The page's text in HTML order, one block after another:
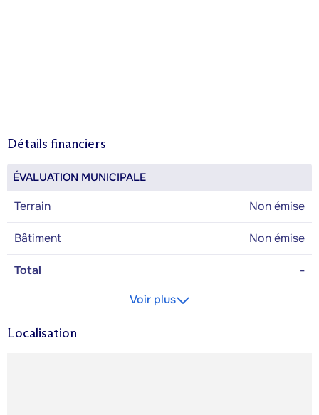
Détails financiers
ÉVALUATION MUNICIPALE
Terrain Non émise
Bâtiment Non émise
Total
-
Voir plus
Localisation